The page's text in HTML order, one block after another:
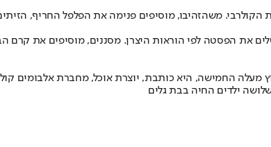
את הפסטה לפי הוראות היצרן. מסננים, מוסיפים את
מעלה החמישה, היא כותבת, יוצרת אוכל, מחברת אלבומים
ילדים החיה בבת גלים